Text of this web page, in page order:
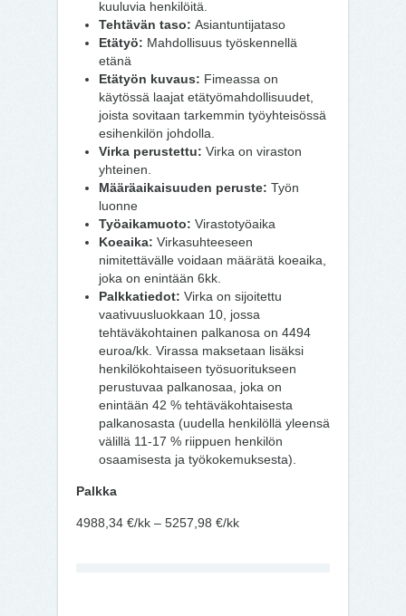
kuuluvia henkilöitä.
Tehtävän taso: Asiantuntijataso
Etätyö: Mahdollisuus työskennellä
etänä
Etätyön kuvaus: Fimeassa on
käytössä laajat etätyömahdollisuudet,
joista sovitaan tarkemmin työyhteisössä
esihenkilön johdolla.
Virka perustettu: Virka on viraston
yhteinen.
Määräaikaisuuden peruste: Työn
luonne
Työaikamuoto: Virastotyöaika
Koeaika: Virkasuhteeseen
nimitettävälle voidaan määrätä koeaika,
joka on enintään 6kk.
Palkkatiedot: Virka on sijoitettu
vaativuusluokkaan 10, jossa
tehtäväkohtainen palkanosa on 4494
euroa/kk. Virassa maksetaan lisäksi
henkilökohtaiseen työsuoritukseen
perustuvaa palkanosaa, joka on
enintään 42 % tehtäväkohtaisesta
palkanosasta (uudella henkilöllä yleensä
välillä 11-17 % riippuen henkilön
osaamisesta ja työkokemuksesta).
Palkka
4988,34 €/kk – 5257,98 €/kk